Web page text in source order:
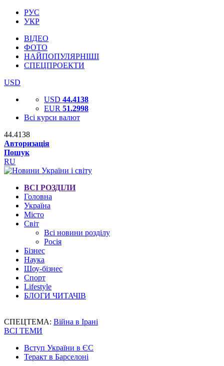
РУС
УКР
ВІДЕО
ФОТО
НАЙПОПУЛЯРНІШІ
СПЕЦПРОЕКТИ
USD
USD 44.4138
EUR 51.2998
Всі курси валют
44.4138
Авторизація
Пошук
RU
ВСІ РОЗДІЛИ
Головна
Україна
Місто
Світ
Всі новини розділу
Росія
Бізнес
Наука
Шоу-бізнес
Спорт
Lifestyle
БЛОГИ ЧИТАЧІВ
СПЕЦТЕМА: Війна в Ірані
ВСІ ТЕМИ
Вступ України в ЄС
Теракт в Барселоні